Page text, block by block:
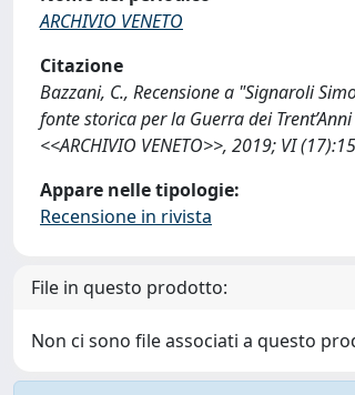
ARCHIVIO VENETO
Citazione
Bazzani, C., Recensione a "Signaroli
fonte storica per la Guerra dei
<<ARCHIVIO VENETO>>, 2019; VI
Appare nelle tipologie:
Recensione in rivista
File in questo prodotto:
Non ci sono file associati a questo